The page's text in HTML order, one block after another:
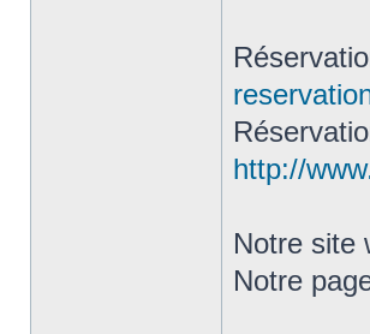
http://
Notre site
Notre